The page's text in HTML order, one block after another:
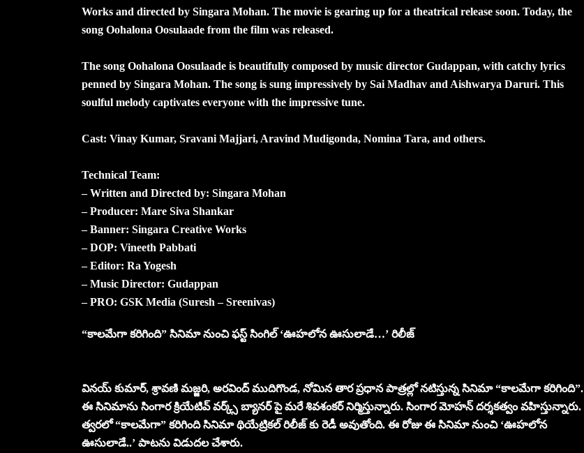
Works and directed by Singara Mohan. The movie is gearing up for a theatrical release soon. Today, the
song Oohalona Oosulaade from the film was released.
The song Oohalona Oosulaade is beautifully composed by music director Gudappan, with catchy lyrics
penned by Singara Mohan. The song is sung impressively by Sai Madhav and Aishwarya Daruri. This
soulful melody captivates everyone with the impressive tune.
Cast: Vinay Kumar, Sravani Majjari, Aravind Mudigonda, Nomina Tara, and others.
Technical Team:
– Written and Directed by: Singara Mohan
– Producer: Mare Siva Shankar
– Banner: Singara Creative Works
– DOP: Vineeth Pabbati
– Editor: Ra Yogesh
– Music Director: Gudappan
– PRO: GSK Media (Suresh – Sreenivas)
“కాలమేగా కరిగింది” సినిమా నుంచి ఫస్ట్ సింగిల్ ‘ఊహలోన ఊసులాడే…’ రిలీజ్
వినయ్ కుమార్, శ్రావణి మజ్జరి, అరవింద్ ముదిగొండ, నోమిన తార ప్రధాన పాత్రల్లో నటిస్తున్న సినిమా “కాలమేగా కరిగింది”.
ఈ సినిమాను సింగార క్రియేటివ్ వర్క్స్ బ్యానర్ పై మరే శివశంకర్ నిర్మిస్తున్నారు. సింగార మోహన్ దర్శకత్వం వహిస్తున్నారు.
త్వరలో “కాలమేగా” కరిగింది సినిమా థియేట్రికల్ రిలీజ్ కు రెడీ అవుతోంది. ఈ రోజు ఈ సినిమా నుంచి ‘ఊహలోన
ఊసులాడే..’ పాటను విడుదల చేశారు.